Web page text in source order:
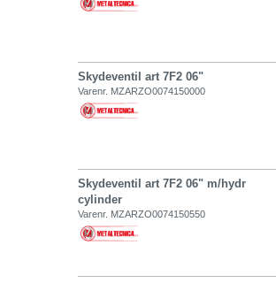
Skydeventil art 7F2 06"
Varenr. MZARZO0074150000
Skydeventil art 7F2 06" m/hydr
cylinder
Varenr. MZARZO0074150550